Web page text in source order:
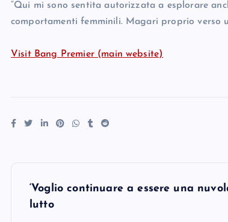
“Qui mi sono sentita autorizzata a esplorare
comportamenti femminili. Magari proprio verso
Visit Bang Premier (main website)
‘Voglio continuare a essere una
lutto